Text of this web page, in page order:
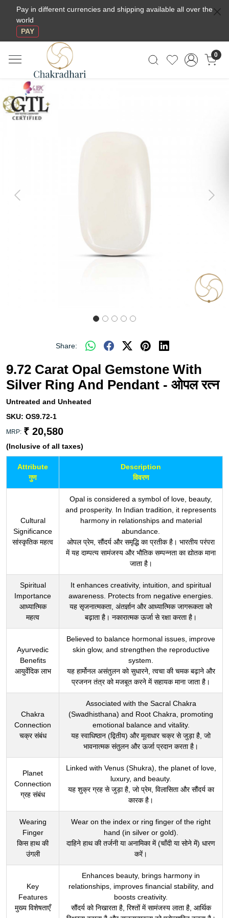
Pay in different currencies and shipping available all over the
world
PAY
0
Previous Next
Share:
9.72 Carat Opal Gemstone With
Silver Ring And Pendant - ओपल रत्न
Untreated and Unheated
SKU: OS9.72-1
MRP: ₹ 20,580
(Inclusive of all taxes)
Attribute
गुण
Description
विवरण
Cultural
Significance
सांस्कृतिक महत्व
Opal is considered a symbol of love, beauty,
and prosperity. In Indian tradition, it represents
harmony in relationships and material
abundance.
ओपल प्रेम, सौंदर्य और समृद्धि का प्रतीक है। भारतीय परंपरा
में यह दाम्पत्य सामंजस्य और भौतिक सम्पन्नता का द्योतक माना
जाता है।
Spiritual
Importance
आध्यात्मिक
महत्व
It enhances creativity, intuition, and spiritual
awareness. Protects from negative energies.
यह सृजनात्मकता, अंतर्ज्ञान और आध्यात्मिक जागरूकता को
बढ़ाता है। नकारात्मक ऊर्जा से रक्षा करता है।
Ayurvedic
Benefits
आयुर्वेदिक लाभ
Believed to balance hormonal issues, improve
skin glow, and strengthen the reproductive
system.
यह हार्मोनल असंतुलन को सुधारने, त्वचा की चमक बढ़ाने और
प्रजनन तंत्र को मजबूत करने में सहायक माना जाता है।
Chakra
Connection
चक्र संबंध
Associated with the Sacral Chakra
(Swadhisthana) and Root Chakra, promoting
emotional balance and vitality.
यह स्वाधिष्ठान (द्वितीय) और मूलाधार चक्र से जुड़ा है, जो
भावनात्मक संतुलन और ऊर्जा प्रदान करता है।
Planet
Connection
ग्रह संबंध
Linked with Venus (Shukra), the planet of love,
luxury, and beauty.
यह शुक्र ग्रह से जुड़ा है, जो प्रेम, विलासिता और सौंदर्य का
कारक है।
Wearing
Finger
किस हाथ की
उंगली
Wear on the index or ring finger of the right
hand (in silver or gold).
दाहिने हाथ की तर्जनी या अनामिका में (चाँदी या सोने में) धारण
करें।
Key
Features
मुख्य विशेषताएँ
Enhances beauty, brings harmony in
relationships, improves financial stability, and
boosts creativity.
सौंदर्य को निखारता है, रिश्तों में सामंजस्य लाता है, आर्थिक